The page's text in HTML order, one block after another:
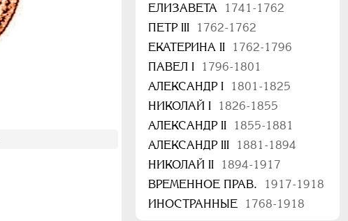
ЕЛИЗАВЕТА
1741-1762
ПЕТР III
1762-1762
ЕКАТЕРИНА II
1762-1796
ПАВЕЛ I
1796-1801
АЛЕКСАНДР I
1801-1825
НИКОЛАЙ I
1826-1855
АЛЕКСАНДР II
1855-1881
АЛЕКСАНДР III
1881-1894
НИКОЛАЙ II
1894-1917
ВРЕМЕННОЕ ПРАВ.
1917-1918
ИНОСТРАННЫЕ
1768-1918